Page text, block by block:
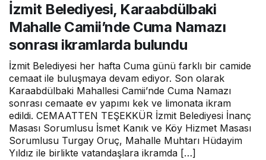
İzmit Belediyesi, Karaabdülbaki
Mahalle Camii’nde Cuma Namazı
sonrası ikramlarda bulundu
İzmit Belediyesi her hafta Cuma günü farklı bir camide
cemaat ile buluşmaya devam ediyor. Son olarak
Karaabdülbaki Mahallesi Camii’nde Cuma Namazı
sonrası cemaate ev yapımı kek ve limonata ikram
edildi. CEMAATTEN TEŞEKKÜR İzmit Belediyesi İnanç
Masası Sorumlusu İsmet Kanık ve Köy Hizmet Masası
Sorumlusu Turgay Oruç, Mahalle Muhtarı Hüdayim
Yıldız ile birlikte vatandaşlara ikramda […]